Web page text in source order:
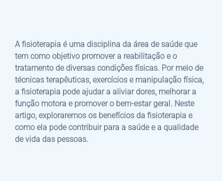
A fisioterapia é uma disciplina da área de saúde que
tem como objetivo promover a reabilitação e o
tratamento de diversas condições físicas. Por meio de
técnicas terapêuticas, exercícios e manipulação física,
a fisioterapia pode ajudar a aliviar dores, melhorar a
função motora e promover o bem-estar geral. Neste
artigo, exploraremos os benefícios da fisioterapia e
como ela pode contribuir para a saúde e a qualidade
de vida das pessoas.